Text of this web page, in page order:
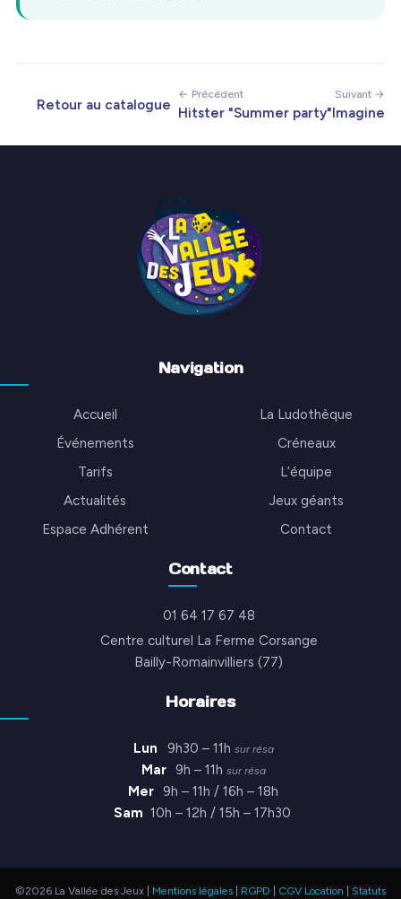
Retour au catalogue
← Précédent
Hitster "Summer party"
Suivant →
Imagine
Navigation
Accueil
La Ludothèque
Événements
Créneaux
Tarifs
L’équipe
Actualités
Jeux géants
Espace Adhérent
Contact
Contact
01 64 17 67 48
Centre culturel La Ferme Corsange
Bailly-Romainvilliers (77)
Horaires
Lun 9h30 – 11h sur résa
Mar 9h – 11h sur résa
Mer 9h – 11h / 16h – 18h
Sam 10h – 12h / 15h – 17h30
©2026 La Vallée des Jeux | Mentions légales RGPD CGV Location Statuts